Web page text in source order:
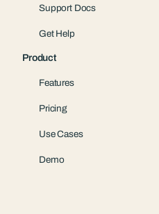
Support Docs
Get Help
Product
Features
Pricing
Use Cases
Demo